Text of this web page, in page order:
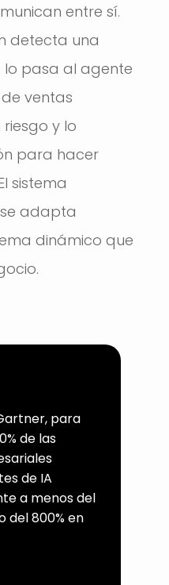
entre sí.
detecta una
lo pasa al agente
ventas
y lo
para hacer
sistema
adapta
dinámico que
para
de las
de IA
a menos del
del 800% en